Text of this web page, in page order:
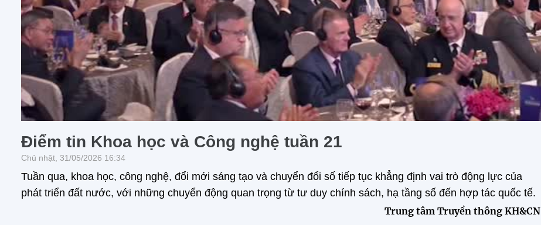
Điểm tin Khoa học và Công nghệ tuần 21
Chủ nhật, 31/05/2026 16:34
Tuần qua, khoa học, công nghệ, đổi mới sáng tạo và chuyển đổi số tiếp tục khẳng định vai trò động lực của
phát triển đất nước, với những chuyển động quan trọng từ tư duy chính sách, hạ tầng số đến hợp tác quốc tế.
Trung tâm Truyền thông KH&CN